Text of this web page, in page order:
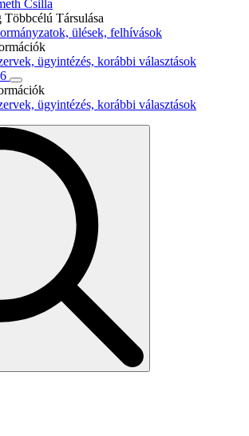
Csilla
Többcélú Társulása
ülések, felhívások
ügyintézés, korábbi választások
ügyintézés, korábbi választások